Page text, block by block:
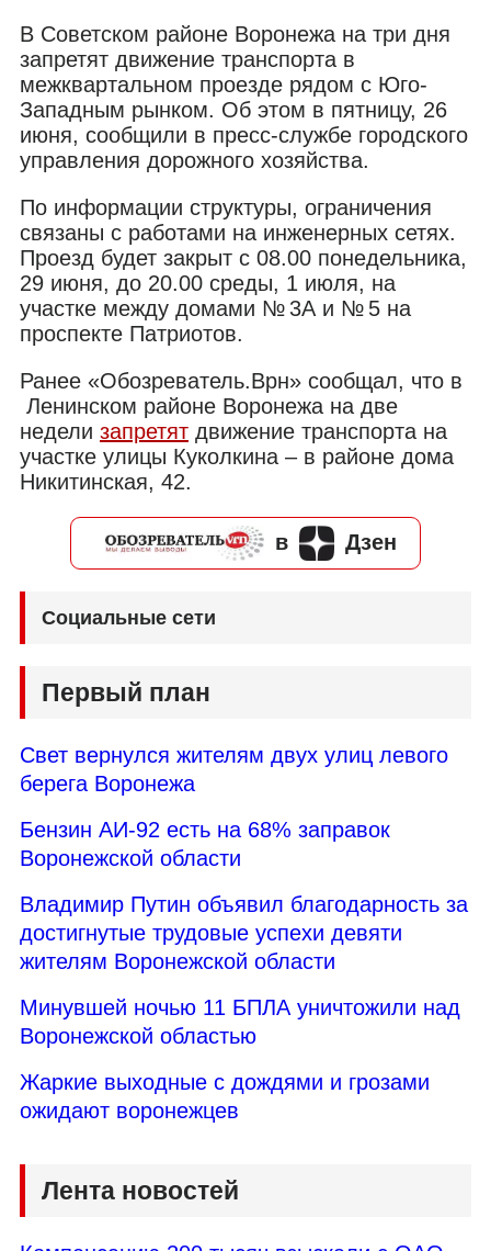
В Советском районе Воронежа на три дня
запретят движение транспорта в
межквартальном проезде рядом с Юго-
Западным рынком. Об этом в пятницу, 26
июня, сообщили в пресс-службе городского
управления дорожного хозяйства.
По информации структуры, ограничения
связаны с работами на инженерных сетях.
Проезд будет закрыт с 08.00 понедельника,
29 июня, до 20.00 среды, 1 июля, на
участке между домами № 3А и № 5 на
проспекте Патриотов.
Ранее «Обозреватель.Врн» сообщал, что в
Ленинском районе Воронежа на две
недели запретят движение транспорта на
участке улицы Куколкина – в районе дома
Никитинская, 42.
в Дзен
Социальные сети
Первый план
Свет вернулся жителям двух улиц левого
берега Воронежа
Бензин АИ-92 есть на 68% заправок
Воронежской области
Владимир Путин объявил благодарность за
достигнутые трудовые успехи девяти
жителям Воронежской области
Минувшей ночью 11 БПЛА уничтожили над
Воронежской областью
Жаркие выходные с дождями и грозами
ожидают воронежцев
Лента новостей